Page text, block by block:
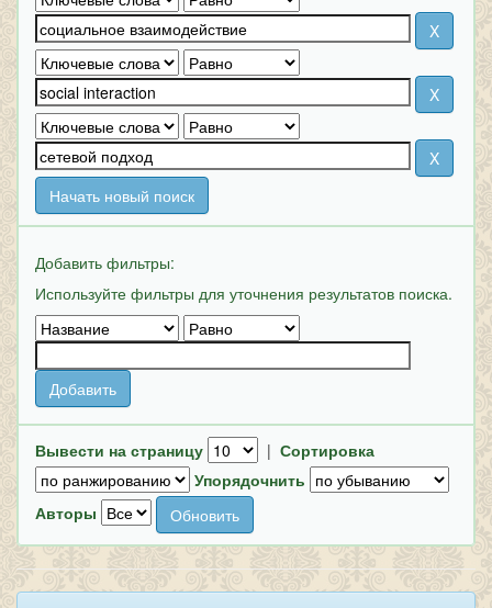
Начать новый поиск
Добавить фильтры:
Используйте фильтры для уточнения результатов поиска.
Вывести на страницу | Сортировка
Упорядочнить
Авторы